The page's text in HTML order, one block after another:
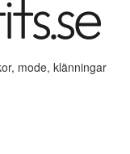
mode, klänningar